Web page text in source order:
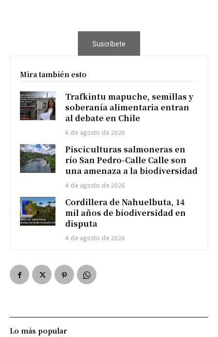
Suscríbete
Mira también esto
Trafkintu mapuche, semillas y
soberanía alimentaria entran
al debate en Chile
6 de agosto de 2026
Pisciculturas salmoneras en
río San Pedro-Calle Calle son
una amenaza a la biodiversidad
4 de agosto de 2026
Cordillera de Nahuelbuta, 14
mil años de biodiversidad en
disputa
4 de agosto de 2026
Lo más popular